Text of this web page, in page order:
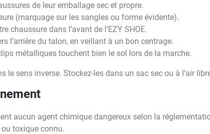
de leur emballage sec et propre.
(marquage sur les sangles ou forme évidente).
chaussure dans l’avant de l’EZY SHOE.
l’arrière du talon, en veillant à un bon centrage.
métalliques touchent bien le sol lors de la marche.
le sens inverse. Stockez-les dans un sac sec ou à l’air
aucun agent chimique dangereux selon la
toxique connu.